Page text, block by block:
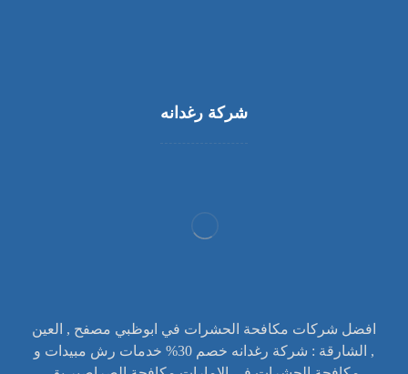
شركة رغدانه
افضل شركات مكافحة الحشرات في ابوظبي مصفح , العين
, الشارقة : شركة رغدانه خصم 30% خدمات رش مبيدات و